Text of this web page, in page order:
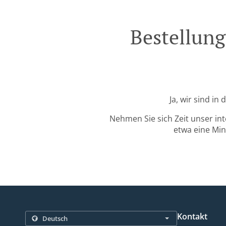
Ja, wir sind in
Nehmen Sie sich Zeit unser
etwa eine
Kontakt